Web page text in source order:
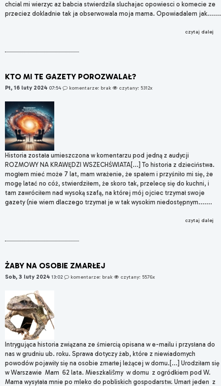
chcial mi wierzyc az babcia stwierdzila sluchajac opowiesci o komecie ze
przeciez dokladnie tak ja obserwowala moja mama. Opowiadalem jak.......
czytaj dalej
KTO MI TE GAZETY POROZWALAŁ?
Pt, 16 luty 2024 07:54 komentarze: brak czytany: 5312x
Historia została umieszczona w komentarzu pod jedną z audycji
ROZMOWY NA KRAWĘDZI WSZECHŚWIATA[...] To historia z dzieciństwa.
mogłem mieć może 7 lat, mam wrażenie, że spałem i przyśniło mi się, że
mogę latać no cóż, stwierdziłem, że skoro tak, przelecę się do kuchni, i
tam zawróciłem nad wysoką szafą, na której mój ojciec trzymał swoje
gazety (nie wiem dlaczego trzymał je w tak wysokim niedostępnym.......
czytaj dalej
ŻABY NA OSOBIE ZMARŁEJ
Sob, 3 luty 2024 13:02 komentarze: brak czytany: 5576x
Intrygująca historia związana ze śmiercią opisana w e-mailu i przysłana do
nas w grudniu ub. roku. Sprawa dotyczy żab, które z niewiadomych
powodów pojawiły się na osobie zmarłej leżącej w domu.[...] Urodziłam się
w Warszawie Mam 62 lata. Mieszkaliŝmy w domu z ogródkiem pod W.
Mama wysyłała mnie po mleko do pobliskich gospodarstw. Umarł jeden z